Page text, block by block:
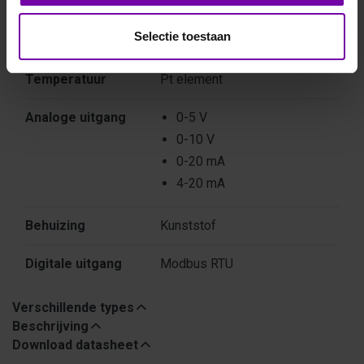
Selectie toestaan
Relatieve Vochtigheid
Temperatuur Pt element
Analoge uitgang
0-5 V
0-10 V
0-20 mA
4-20 mA
Behuizing Kunststof
Digitale uitgang Modbus RTU
Verschillende types
Beschrijving
Download datasheet